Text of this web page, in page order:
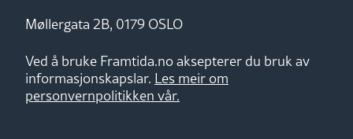
Møllergata 2B, 0179 OSLO
Ved å bruke Framtida.no aksepterer du bruk av
informasjonskapslar. Les meir om
personvernpolitikken vår.